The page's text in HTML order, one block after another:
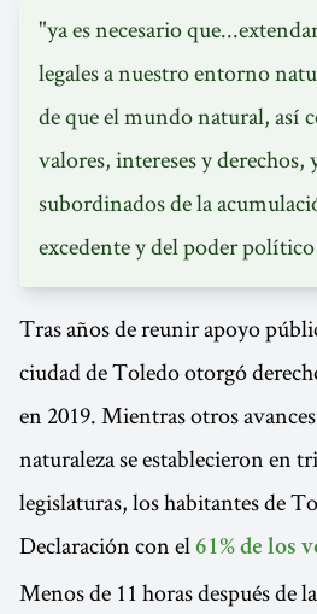
"ya es necesario
legales a nuestro entorno
de que el mundo natural, así
valores, intereses y derechos,
subordinados de la
excedente y del poder
Tras años de reunir apoyo
ciudad de Toledo otorgó
en 2019. Mientras otros
naturaleza se establecieron en
legislaturas, los habitantes de
Declaración con el 61% de los
Menos de 11 horas después de